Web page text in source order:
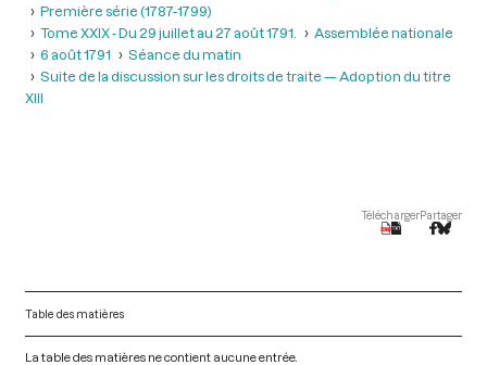
Première série (1787-1799)
Tome XXIX - Du 29 juillet au 27 août 1791.
Assemblée nationale
6 août 1791
Séance du matin
Suite de la discussion sur les droits de traite — Adoption du titre
XIII
TéléchargerPartager
Table des matières
La table des matières ne contient aucune entrée.